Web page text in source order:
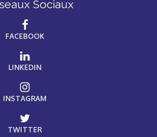
Sociaux
FACEBOOK
LINKEDIN
INSTAGRAM
TWITTER